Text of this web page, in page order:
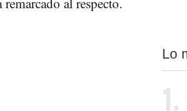
Lo
1.